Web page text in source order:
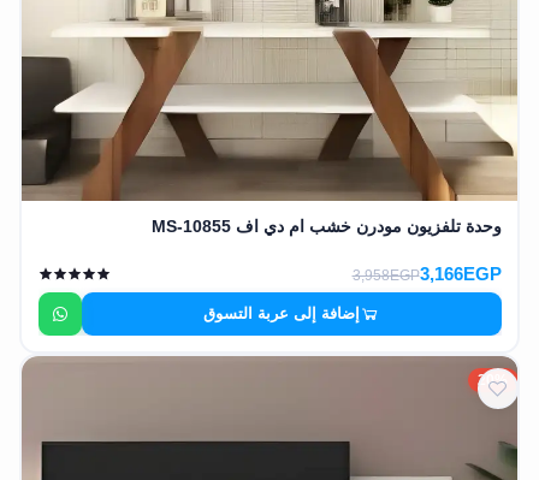
وحدة تلفزيون مودرن خشب ام دي اف MS-10855
3,166EGP
3,958EGP
إضافة إلى عربة التسوق
20%